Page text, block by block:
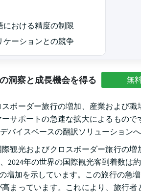
おける精度の制限
ケーションとの競争
洞察と成長機会を得る 無
ボーダー旅行の増加、産業および
サポートの急速な拡大によるもの
バイスベースの翻訳ソリューション
観光およびクロスボーダー旅行の
2024年の世界の国際観光客到着数は
増加を示しています。この旅行の急
まっています。これにより、旅行